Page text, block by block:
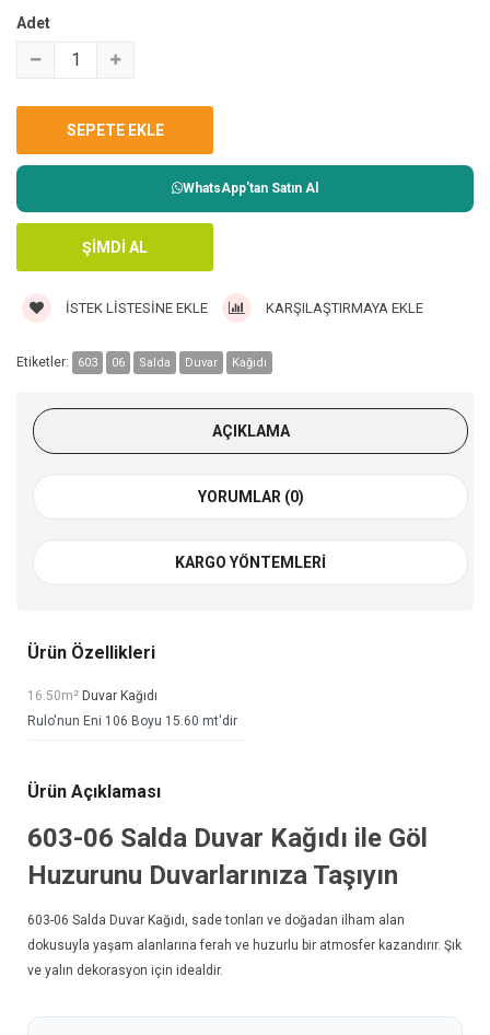
Adet
WhatsApp'tan Satın Al
İSTEK LISTESINE EKLE KARŞILAŞTIRMAYA EKLE
Etiketler: 603 06 Salda Duvar Kağıdı
AÇIKLAMA
YORUMLAR (0)
KARGO YÖNTEMLERI
Ürün Özellikleri
16.50m² Duvar Kağıdı
Rulo'nun Eni 106 Boyu 15.60 mt'dir
Ürün Açıklaması
603-06 Salda Duvar Kağıdı ile Göl
Huzurunu Duvarlarınıza Taşıyın
603-06 Salda Duvar Kağıdı , sade tonları ve doğadan ilham alan
dokusuyla yaşam alanlarına ferah ve huzurlu bir atmosfer kazandırır. Şık
ve yalın dekorasyon için idealdir.